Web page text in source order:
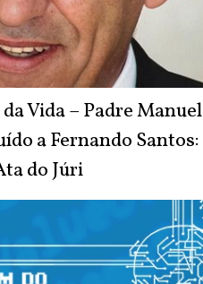
Vida – Padre Manuel
a Fernando Santos:
do Júri